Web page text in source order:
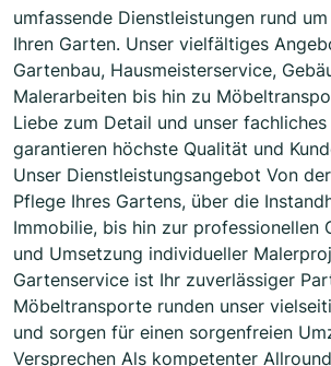
umfassende Dienstleistungen rund
Ihren Garten. Unser vielfältiges
Gartenbau, Hausmeisterservice,
Malerarbeiten bis hin zu
Liebe zum Detail und unser
garantieren höchste Qualität und
Unser Dienstleistungsangebot Von
Pflege Ihres Gartens, über die
Immobilie, bis hin zur professionellen
und Umsetzung individueller
Gartenservice ist Ihr zuverlässiger
Möbeltransporte runden unser
und sorgen für einen sorgenfreien
Versprechen Als kompetenter